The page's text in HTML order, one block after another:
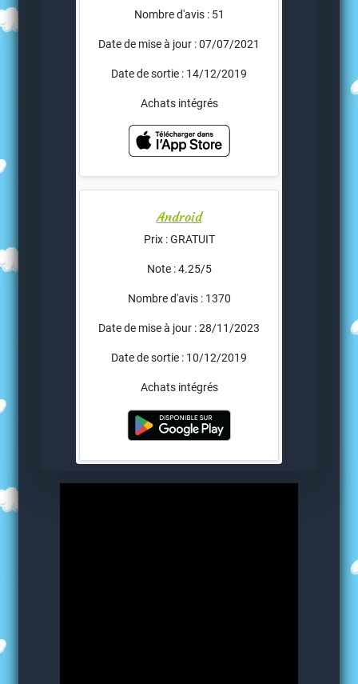
Nombre d'avis : 51
Date de mise à jour : 07/07/2021
Date de sortie : 14/12/2019
Achats intégrés
Android
Prix : GRATUIT
Note : 4.25/5
Nombre d'avis : 1370
Date de mise à jour : 28/11/2023
Date de sortie : 10/12/2019
Achats intégrés